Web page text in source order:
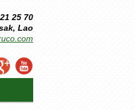
25 70
Lao